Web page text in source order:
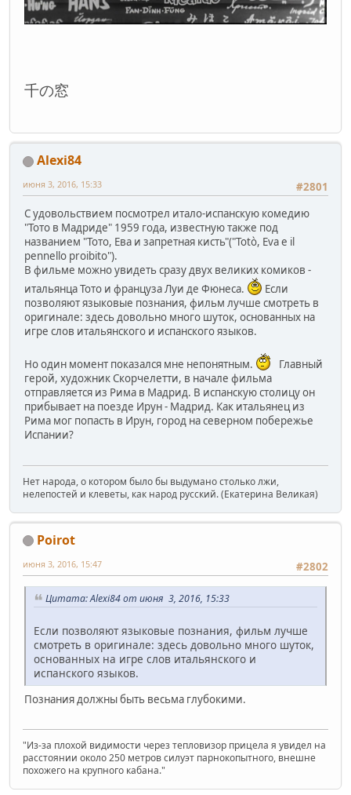
千の窓
Alexi84
#2801
июня 3, 2016, 15:33
С удовольствием посмотрел итало-испанскую комедию
"Тото в Мадриде" 1959 года, известную также под
названием "Тото, Ева и запретная кисть"("Totò, Eva e il
pennello proibito").
В фильме можно увидеть сразу двух великих комиков -
итальянца Тото и француза Луи де Фюнеса.
Если
позволяют языковые познания, фильм лучше смотреть в
оригинале: здесь довольно много шуток, основанных на
игре слов итальянского и испанского языков.
Но один момент показался мне непонятным.
Главный
герой, художник Скорчелетти, в начале фильма
отправляется из Рима в Мадрид. В испанскую столицу он
прибывает на поезде Ирун - Мадрид. Как итальянец из
Рима мог попасть в Ирун, город на северном побережье
Испании?
Нет народа, о котором было бы выдумано столько лжи,
нелепостей и клеветы, как народ русский. (Екатерина Великая)
Poirot
#2802
июня 3, 2016, 15:47
Цитата: Alexi84 от июня 3, 2016, 15:33
Если позволяют языковые познания, фильм лучше
смотреть в оригинале: здесь довольно много шуток,
основанных на игре слов итальянского и
испанского языков.
Познания должны быть весьма глубокими.
"Из-за плохой видимости через тепловизор прицела я увидел на
расстоянии около 250 метров силуэт парнокопытного, внешне
похожего на крупного кабана."